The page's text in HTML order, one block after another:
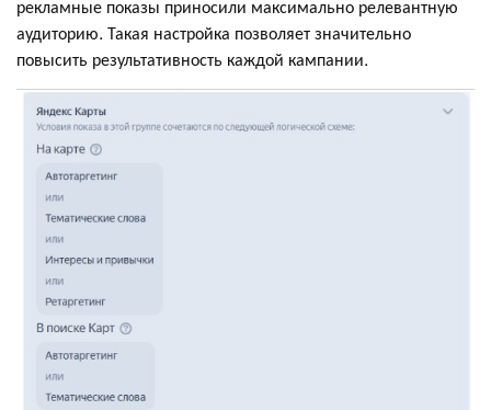
рекламные показы приносили максимально релевантную
аудиторию. Такая настройка позволяет значительно
повысить результативность каждой кампании.